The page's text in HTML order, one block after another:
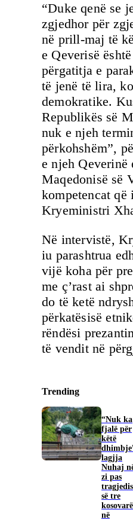
“Duke qenë se
zgjedhor për
në prill-maj të
e Qeverisë
përgatitja e
të jenë të lira,
demokratike.
Republikës së
nuk e njeh
përkohshëm”,
e njeh Qeverinë
Maqedonisë së
kompetencat që
Kryeministri
Në intervistë,
iu parashtrua
vijë koha për
me ç’rast ai
do të ketë
përkatësisë
rëndësi
të vendit në
Trending
“Nuk ka
fjalë për
këtë
lagjja
Nuhaj
zi pas
së tre
në